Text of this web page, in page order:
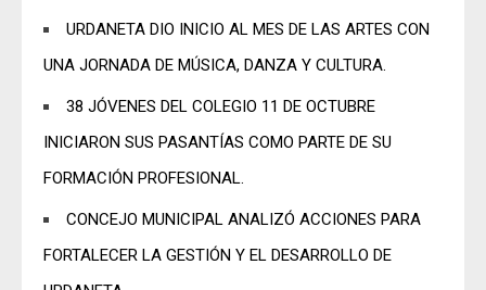
URDANETA DIO INICIO AL MES DE LAS ARTES CON
UNA JORNADA DE MÚSICA, DANZA Y CULTURA.
38 JÓVENES DEL COLEGIO 11 DE OCTUBRE
INICIARON SUS PASANTÍAS COMO PARTE DE SU
FORMACIÓN PROFESIONAL.
CONCEJO MUNICIPAL ANALIZÓ ACCIONES PARA
FORTALECER LA GESTIÓN Y EL DESARROLLO DE